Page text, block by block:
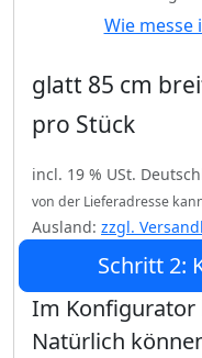
Wie messe
glatt 85 cm
pro Stück
incl. 19 % USt.
von der Lieferadresse
Ausland: zzgl.
Schritt 2:
Im Konfigurator
Natürlich